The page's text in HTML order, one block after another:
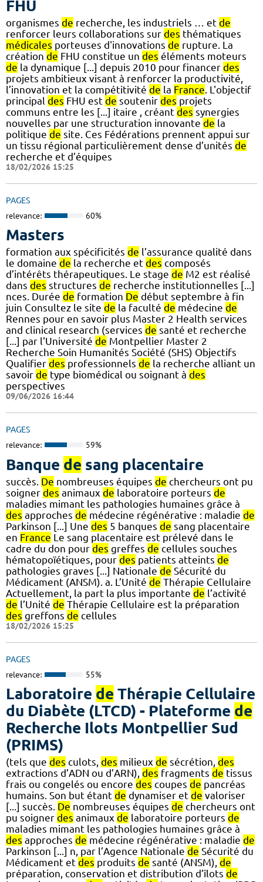
FHU
organismes de recherche, les industriels … et de
renforcer leurs collaborations sur des thématiques
médicales porteuses d'innovations de rupture. La
création de FHU constitue un des éléments moteurs
de la dynamique [...] depuis 2010 pour financer des
projets ambitieux visant à renforcer la productivité,
l’innovation et la compétitivité de la France . L'objectif
principal des FHU est de soutenir des projets
communs entre les [...] itaire , créant des synergies
nouvelles par une structuration innovante de la
politique de site. Ces Fédérations prennent appui sur
un tissu régional particulièrement dense d’unités de
recherche et d’équipes
18/02/2026 15:25
PAGES
relevance: 60%
Masters
formation aux spécificités de l’assurance qualité dans
le domaine de la recherche et des composés
d’intérêts thérapeutiques. Le stage de M2 est réalisé
dans des structures de recherche institutionnelles [...]
nces. Durée de formation De début septembre à fin
juin Consultez le site de la faculté de médecine de
Rennes pour en savoir plus Master 2 Health services
and clinical research (services de santé et recherche
[...] par l'Université de Montpellier Master 2
Recherche Soin Humanités Société (SHS) Objectifs
Qualifier des professionnels de la recherche alliant un
savoir de type biomédical ou soignant à des
perspectives
09/06/2026 16:44
PAGES
relevance: 59%
Banque de sang placentaire
succès. De nombreuses équipes de chercheurs ont pu
soigner des animaux de laboratoire porteurs de
maladies mimant les pathologies humaines grâce à
des approches de médecine régénérative : maladie de
Parkinson [...] Une des 5 banques de sang placentaire
en France Le sang placentaire est prélevé dans le
cadre du don pour des greffes de cellules souches
hématopoïétiques, pour des patients atteints de
pathologies graves [...] Nationale de Sécurité du
Médicament (ANSM). a. L’Unité de Thérapie Cellulaire
Actuellement, la part la plus importante de l’activité
de l’Unité de Thérapie Cellulaire est la préparation
des greffons de cellules
18/02/2026 15:25
PAGES
relevance: 55%
Laboratoire de Thérapie Cellulaire
du Diabète (LTCD) - Plateforme de
Recherche Ilots Montpellier Sud
(PRIMS)
(tels que des culots, des milieux de sécrétion, des
extractions d’ADN ou d’ARN), des fragments de tissus
frais ou congelés ou encore des coupes de pancréas
humains. Son but étant de dynamiser et de valoriser
[...] succès. De nombreuses équipes de chercheurs ont
pu soigner des animaux de laboratoire porteurs de
maladies mimant les pathologies humaines grâce à
des approches de médecine régénérative : maladie de
Parkinson [...] n, par l’Agence Nationale de Sécurité du
Médicament et des produits de santé (ANSM), de
préparation, conservation et distribution d’îlots de